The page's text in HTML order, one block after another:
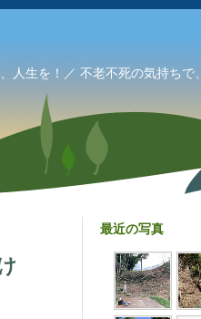
生を！／ 不老不死の気持ちで、
け
最近の写真